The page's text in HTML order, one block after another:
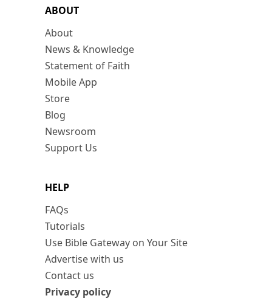
ABOUT
About
News & Knowledge
Statement of Faith
Mobile App
Store
Blog
Newsroom
Support Us
HELP
FAQs
Tutorials
Use Bible Gateway on Your Site
Advertise with us
Contact us
Privacy policy